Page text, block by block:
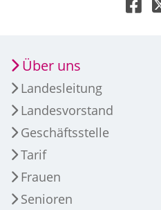
Über uns
Landesleitung
Landesvorstand
Geschäftsstelle
Tarif
Frauen
Senioren